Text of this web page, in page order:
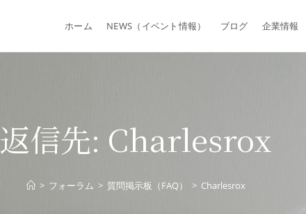
ホーム NEWS（イベント情報） ブログ 企業情報
返信先: Charlesrox
> フォーラム > 質問掲示板（FAQ） > Charlesrox